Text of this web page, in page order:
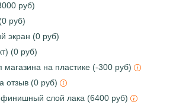
руб)
руб)
экран (0 руб)
(0 руб)
магазина на пластике (-300 руб)
отзыв (0 руб)
слой лака (6400 руб)